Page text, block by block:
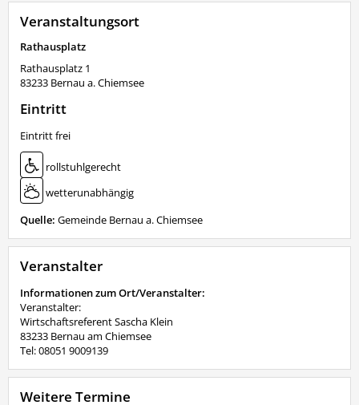
Veranstaltungsort
Rathausplatz
Rathausplatz 1
83233 Bernau a. Chiemsee
Eintritt
Eintritt frei
rollstuhlgerecht
wetterunabhängig
Quelle: Gemeinde Bernau a. Chiemsee
Veranstalter
Informationen zum Ort/Veranstalter:
Veranstalter:
Wirtschaftsreferent Sascha Klein
83233 Bernau am Chiemsee
Tel: 08051 9009139
Weitere Termine